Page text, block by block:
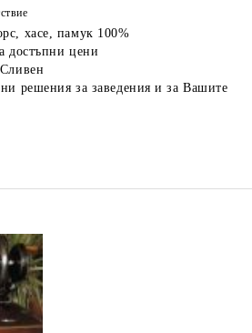
хасе, памук 100%
достъпни цени
решения за заведения и за Вашите